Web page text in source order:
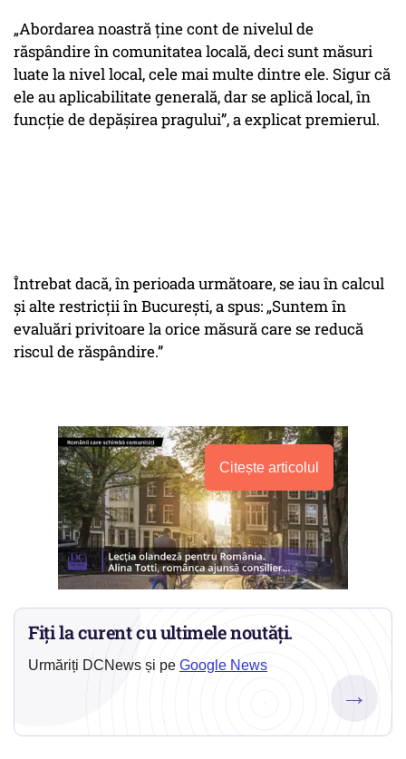
„Abordarea noastră ține cont de nivelul de
răspândire în comunitatea locală, deci sunt măsuri
luate la nivel local, cele mai multe dintre ele. Sigur că
ele au aplicabilitate generală, dar se aplică local, în
funcție de depășirea pragului”, a explicat premierul.
Întrebat dacă, în perioada următoare, se iau în calcul
și alte restricții în București, a spus: „Suntem în
evaluări privitoare la orice măsură care se reducă
riscul de răspândire.”
Citește articolul
Fiți la curent cu ultimele noutăți.
Urmăriți DCNews și pe Google News
→